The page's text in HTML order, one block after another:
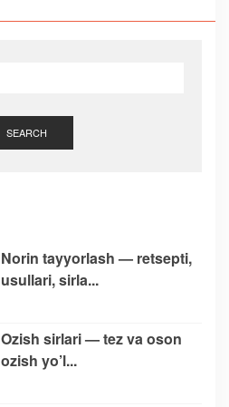
SEARCH
Norin tayyorlash — retsepti,
usullari, sirla...
Ozish sirlari — tez va oson
ozish yo’l...